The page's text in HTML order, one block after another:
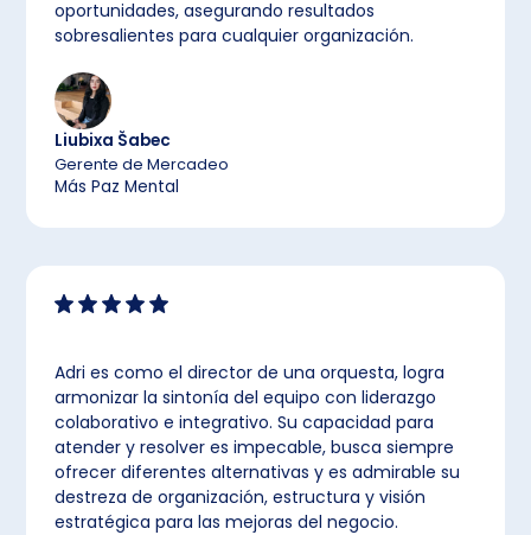
oportunidades, asegurando resultados
sobresalientes para cualquier organización.
Liubixa Šabec
Gerente de Mercadeo
Más Paz Mental
Adri es como el director de una orquesta, logra
armonizar la sintonía del equipo con liderazgo
colaborativo e integrativo. Su capacidad para
atender y resolver es impecable, busca siempre
ofrecer diferentes alternativas y es admirable su
destreza de organización, estructura y visión
estratégica para las mejoras del negocio.